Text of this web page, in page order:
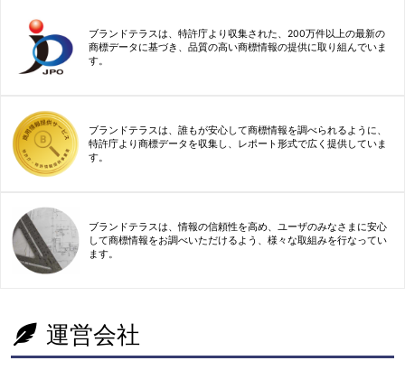
ブランドテラスは、特許庁より収集された、200万件以上の最新の
商標データに基づき、品質の高い商標情報の提供に取り組んでいま
す。
ブランドテラスは、誰もが安心して商標情報を調べられるように、
特許庁より商標データを収集し、レポート形式で広く提供していま
す。
ブランドテラスは、情報の信頼性を高め、ユーザのみなさまに安心
して商標情報をお調べいただけるよう、様々な取組みを行なってい
ます。
運営会社